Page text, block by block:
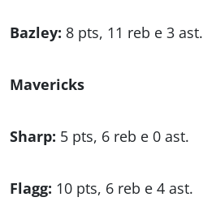
Bazley: 8 pts, 11 reb e 3 ast.
Mavericks
Sharp: 5 pts, 6 reb e 0 ast.
Flagg: 10 pts, 6 reb e 4 ast.